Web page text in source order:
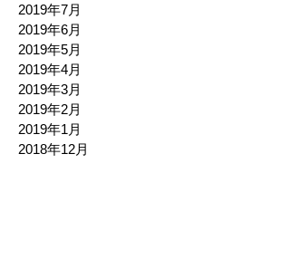
2019年7月
2019年6月
2019年5月
2019年4月
2019年3月
2019年2月
2019年1月
2018年12月